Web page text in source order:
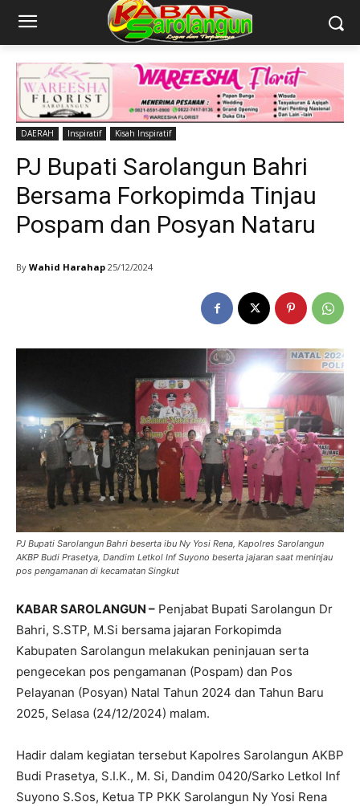
DAERAH Inspiratif Kisah Inspiratif
PJ Bupati Sarolangun Bahri
Bersama Forkopimda Tinjau
Pospam dan Posyan Nataru
By Wahid Harahap 25/12/2024
PJ Bupati Sarolangun Bahri beserta ibu Ny Yosi Rena, Kapolres Sarolangun
AKBP Budi Prasetya, Dandim Letkol Inf Suyono beserta jajaran saat meninjau
pos pengamanan di kecamatan Singkut
KABAR SAROLANGUN – Penjabat Bupati Sarolangun Dr
Bahri, S.STP, M.Si bersama jajaran Forkopimda
Kabupaten Sarolangun melakukan peninjauan serta
pengecekan pos pengamanan (Pospam) dan Pos
Pelayanan (Posyan) Natal Tahun 2024 dan Tahun Baru
2025, Selasa (24/12/2024) malam.
Hadir dalam kegiatan tersebut Kapolres Sarolangun AKBP
Budi Prasetya, S.I.K., M. Si, Dandim 0420/Sarko Letkol Inf
Suyono S.Sos, Ketua TP PKK Sarolangun Ny Yosi Rena